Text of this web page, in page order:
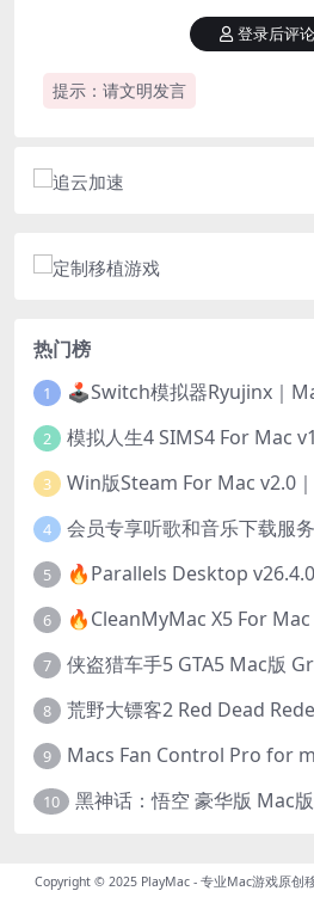
提示：请文明发言
登录后评论
热门榜
1
2
3
4 会员专享听歌和音乐下载服务
5
6
7
8
9
10
Copyright © 2025 PlayMac - 专业Mac游戏原创